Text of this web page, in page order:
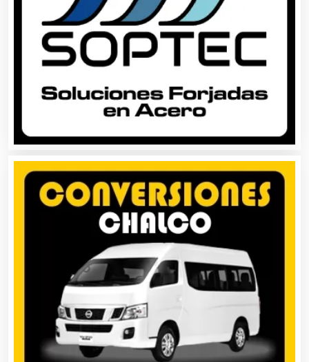
Artesanías
Artículos de Oficina
Artículos de Piel
Artículos Deportivos
Artículos Importados
Artículos para el Hogar
Artículos para Regalos